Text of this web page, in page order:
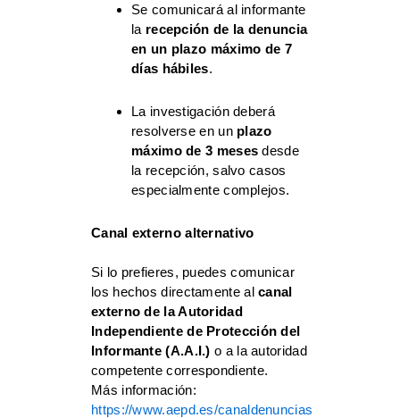
Se comunicará al informante
la recepción de la denuncia
en un plazo máximo de 7
días hábiles.
La investigación deberá
resolverse en un plazo
máximo de 3 meses desde
la recepción, salvo casos
especialmente complejos.
Canal externo alternativo
Si lo prefieres, puedes comunicar
los hechos directamente alcanal
externo de la Autoridad
Independiente de Protección del
Informante (A.A.I.) o a la autoridad
competente correspondiente.
Más información:
https://www.aepd.es/canaldenuncias